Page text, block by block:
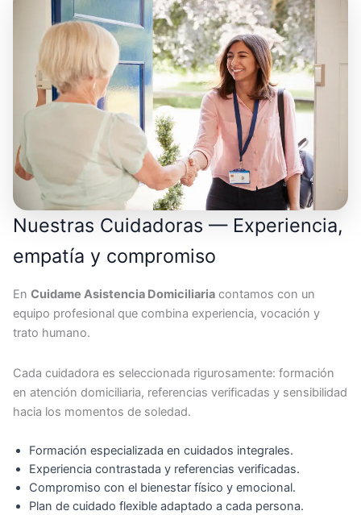
Nuestras Cuidadoras — Experiencia,
empatía y compromiso
En Cuidame Asistencia Domiciliaria contamos con un
equipo profesional que combina experiencia, vocación y
trato humano.
Cada cuidadora es seleccionada rigurosamente: formación
en atención domiciliaria, referencias verificadas y sensibilidad
hacia los momentos de soledad.
Formación especializada en cuidados integrales.
Experiencia contrastada y referencias verificadas.
Compromiso con el bienestar físico y emocional.
Plan de cuidado flexible adaptado a cada persona.